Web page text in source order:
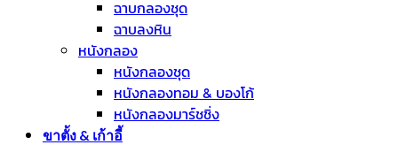
ฉาบกลองชุด
ฉาบลงหิน
หนังกลอง
หนังกลองชุด
หนังกลองทอม & บองโก้
หนังกลองมาร์ชชิ่ง
ขาตั้ง & เก้าอี้